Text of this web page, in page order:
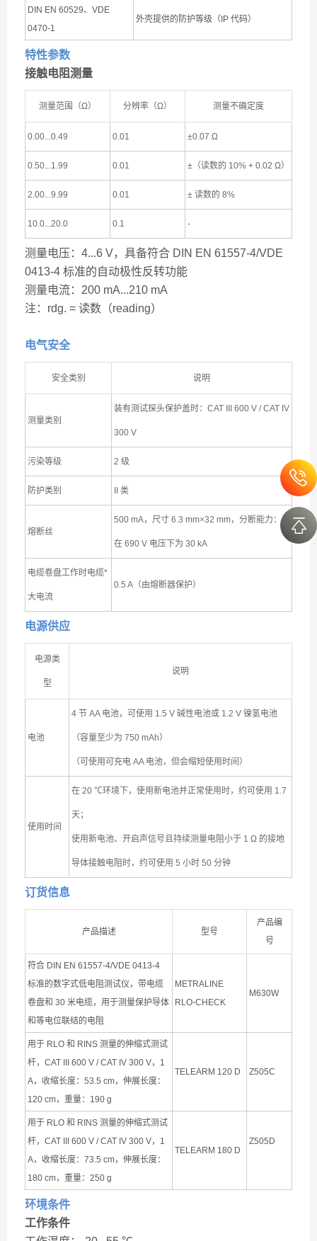
DIN EN 60529、VDE
0470-1
外壳提供的防护等级（IP 代码）
特性参数
接触电阻测量
测量范围（Ω） 分辨率（Ω） 测量不确定度
0.00...0.49 0.01 ±0.07 Ω
0.50...1.99 0.01 ±（读数的 10% + 0.02 Ω）
2.00...9.99 0.01 ± 读数的 8%
10.0...20.0 0.1 -
测量电压：4...6 V，具备符合 DIN EN 61557-4/VDE
0413-4 标准的自动极性反转功能
测量电流：200 mA...210 mA
注：rdg. = 读数（reading）
电气安全
安全类别 说明
测量类别
装有测试探头保护盖时：CAT III 600 V / CAT IV
300 V
污染等级 2 级
防护类别 II 类
熔断丝
500 mA，尺寸 6.3 mm×32 mm，分断能力：
在 690 V 电压下为 30 kA
电缆卷盘工作时电缆*
大电流
0.5 A（由熔断器保护）
电源供应
电源类
型
说明
电池
4 节 AA 电池，可使用 1.5 V 碱性电池或 1.2 V 镍氢电池
（容量至少为 750 mAh）
（可使用可充电 AA 电池，但会缩短使用时间）
使用时间
在 20 ℃环境下，使用新电池并正常使用时，约可使用 1.7
天；
使用新电池、开启声信号且持续测量电阻小于 1 Ω 的接地
导体接触电阻时，约可使用 5 小时 50 分钟
订货信息
产品描述 型号
产品编
号
符合 DIN EN 61557-4/VDE 0413-4
标准的数字式低电阻测试仪，带电缆
卷盘和 30 米电缆，用于测量保护导体
和等电位联结的电阻
METRALINE
RLO-CHECK
M630W
用于 RLO 和 RINS 测量的伸缩式测试
杆，CAT III 600 V / CAT IV 300 V，1
A，收缩长度：53.5 cm，伸展长度：
120 cm，重量：190 g
TELEARM 120 D Z505C
用于 RLO 和 RINS 测量的伸缩式测试
杆，CAT III 600 V / CAT IV 300 V，1
A，收缩长度：73.5 cm，伸展长度：
180 cm，重量：250 g
TELEARM 180 D
Z505D
环境条件
工作条件